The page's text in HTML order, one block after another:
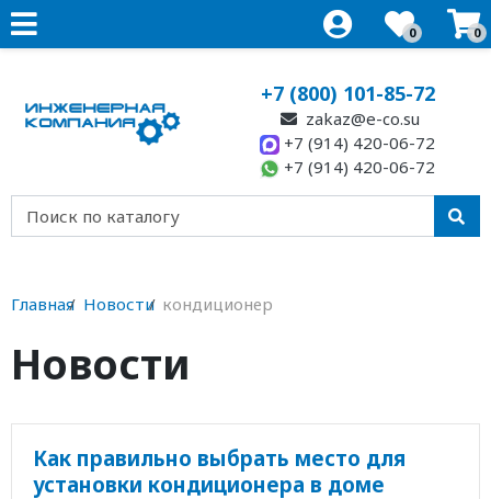
0 0
+7 (800) 101-85-72
zakaz@e-co.su
+7 (914) 420-06-72
+7 (914) 420-06-72
Главная Новости кондиционер
Новости
Как правильно выбрать место для
установки кондиционера в доме